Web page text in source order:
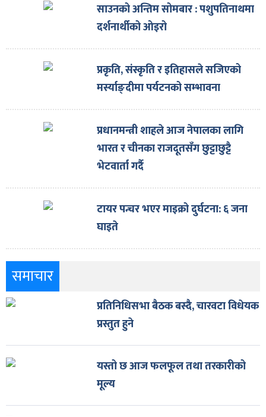
साउनको अन्तिम सोमबार : पशुपतिनाथमा
दर्शनार्थीको ओइरो
प्रकृति, संस्कृति र इतिहासले सजिएको
मर्स्याङ्दीमा पर्यटनको सम्भावना
प्रधानमन्त्री शाहले आज नेपालका लागि
भारत र चीनका राजदूतसँग छुट्टाछुट्टै
भेटवार्ता गर्दै
टायर पन्चर भएर माइक्रो दुर्घटना: ६ जना
घाइते
समाचार
प्रतिनिधिसभा बैठक बस्दै, चारवटा विधेयक
प्रस्तुत हुने
यस्तो छ आज फलफूल तथा तरकारीको
मूल्य